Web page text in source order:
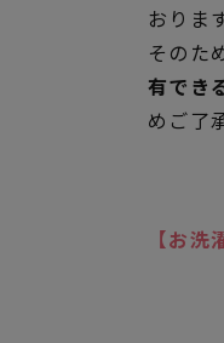
おります
そのた
有でき
めご了
【お